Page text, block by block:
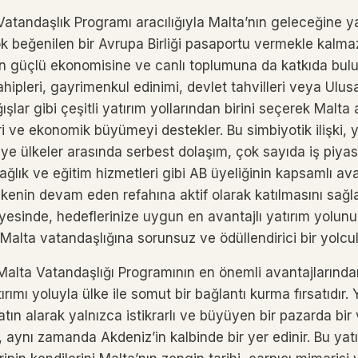
Programı aracılığıyla Malta’nın geleceğine
beğenilen bir Avrupa Birliği pasaportu vermekle
güçlü ekonomisine ve canlı toplumuna da katkıda
gayrimenkul edinimi, devlet tahvilleri veya
gibi çeşitli yatırım yollarından birini seçerek Malta
ve ekonomik büyümeyi destekler. Bu simbiyotik ilişki,
ülkeler arasında serbest dolaşım, çok sayıda iş
ve eğitim hizmetleri gibi AB üyeliğinin kapsamlı
devam eden refahına aktif olarak katılmasını
hedeflerinize uygun en avantajlı yatırım
vatandaşlığına sorunsuz ve ödüllendirici bir
Vatandaşlığı Programının en önemli
yoluyla ülke ile somut bir bağlantı kurma fırsatıdır.
alarak yalnızca istikrarlı ve büyüyen bir pazarda bir
zamanda Akdeniz’in kalbinde bir yer edinir. Bu